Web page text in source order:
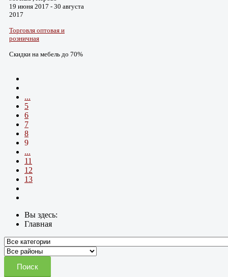
19 июня 2017 - 30 августа
2017
Торговля оптовая и
розничная
Скидки на мебель до 70%
...
5
6
7
8
9
...
11
12
13
Вы здесь:
Главная
Поиск